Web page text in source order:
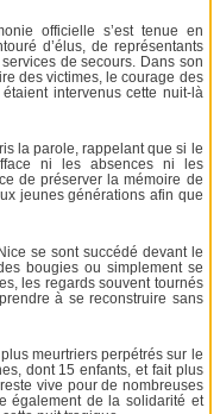
officielle s’est tenue en
d’élus, de représentants
de secours. Dans son
des victimes, le courage des
intervenus cette nuit-là
la parole, rappelant que si le
ni les absences ni les
de préserver la mémoire de
jeunes générations afin que
se sont succédé devant le
bougies ou simplement se
les regards souvent tournés
à se reconstruire sans
meurtriers perpétrés sur le
dont 15 enfants, et fait plus
vive pour de nombreuses
également de la solidarité et